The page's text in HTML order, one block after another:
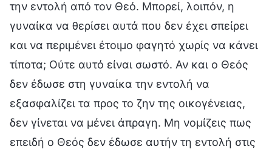
την εντολή από τον Θεό. Μπορεί, λοιπόν, η
γυναίκα να θερίσει αυτά που δεν έχει σπείρει
και να περιμένει έτοιμο φαγητό χωρίς να κάνει
τίποτα; Ούτε αυτό είναι σωστό. Αν και ο Θεός
δεν έδωσε στη γυναίκα την εντολή να
εξασφαλίζει τα προς το ζην της οικογένειας,
δεν γίνεται να μένει άπραγη. Μη νομίζεις πως
επειδή ο Θεός δεν έδωσε αυτήν τη εντολή στις